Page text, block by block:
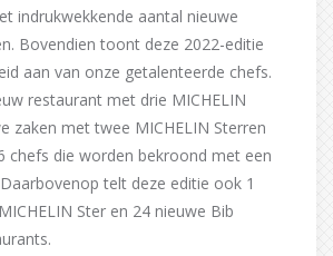
indrukwekkende aantal nieuwe
Bovendien toont deze 2022-editie
aan van onze getalenteerde chefs.
restaurant met drie MICHELIN
zaken met twee MICHELIN Sterren
chefs die worden bekroond met een
telt deze editie ook 1
Ster en 24 nieuwe Bib